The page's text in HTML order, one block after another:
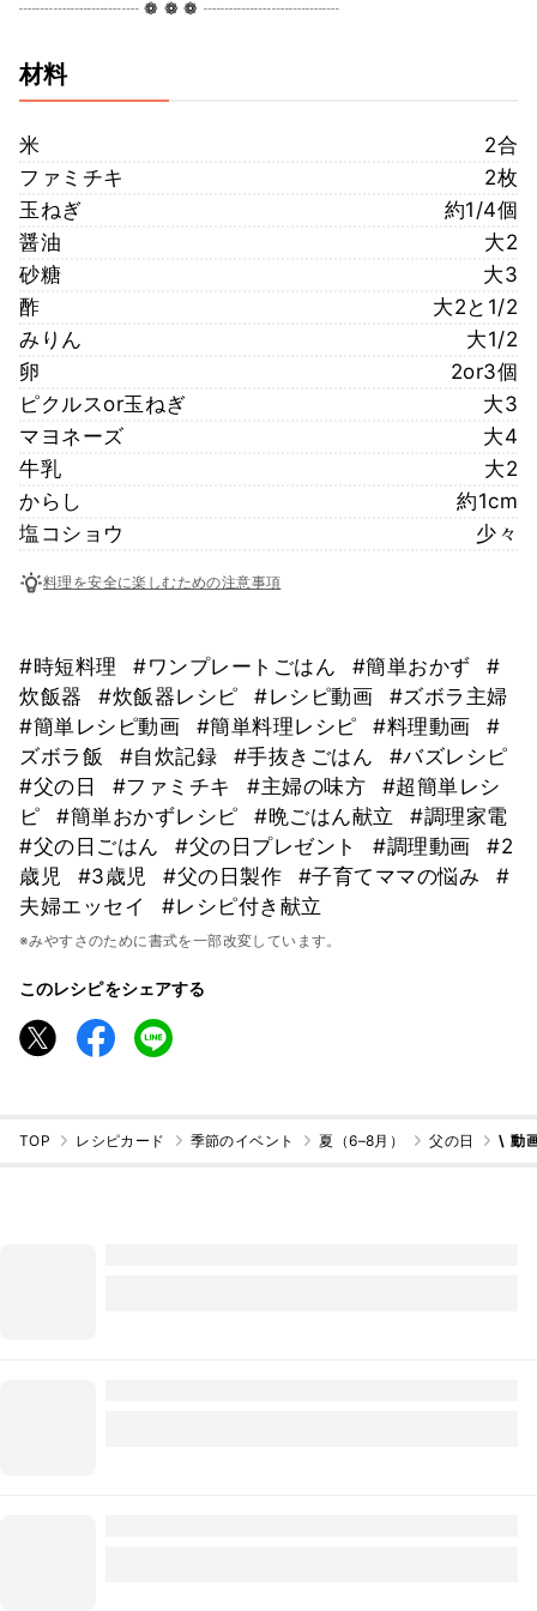
┈┈┈┈┈┈┈ ❁ ❁ ❁ ┈┈┈┈┈┈┈┈
材料
米
2合
ファミチキ
2枚
玉ねぎ
約1/4個
醤油
大2
砂糖
大3
酢
大2と1/2
みりん
大1/2
卵
2or3個
ピクルスor玉ねぎ
大3
マヨネーズ
大4
牛乳
大2
からし
約1cm
塩コショウ
少々
料理を安全に楽しむための注意事項
#時短料理 #ワンプレートごはん #簡単おかず
#
炊飯器
#炊飯器レシピ #レシピ動画
#ズボラ主婦
#簡単レシピ動画
#簡単料理レシピ #料理動画
#
ズボラ飯
#自炊記録 #手抜きごはん
#バズレシピ
#父の日
#ファミチキ #主婦の味方
#超簡単レシ
ピ
#簡単おかずレシピ #晩ごはん献立
#調理家電
#父の日ごはん
#父の日プレゼント #調理動画
#2
歳児
#3歳児 #父の日製作 #子育てママの悩み
#
夫婦エッセイ
#レシピ付き献立
※みやすさのために書式を一部改変しています。
このレシピをシェアする
TOP レシピカード 季節のイベント 夏（6–8月） 父の日 \ 動